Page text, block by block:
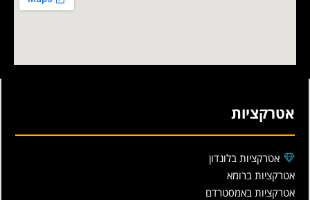
אטרקציות
אטרקציות בלונדון
אטרקציות ברומא
אטרקציות באמסטרדם